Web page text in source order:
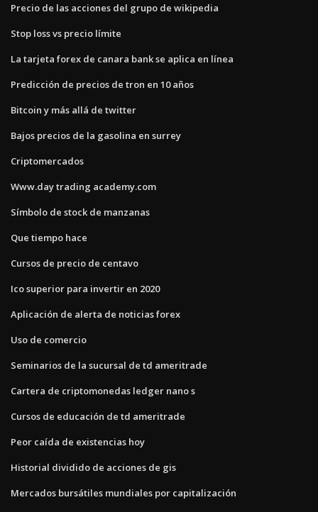
Precio de las acciones del grupo de wikipedia
Stop loss vs precio límite
La tarjeta forex de canara bank se aplica en línea
Predicción de precios de tron ​​en 10 años
Bitcoin y más allá de twitter
Bajos precios de la gasolina en surrey
Criptomercados
Www.day trading academy.com
Símbolo de stock de manzanas
Que tiempo hace
Cursos de precio de centavo
Ico superior para invertir en 2020
Aplicación de alerta de noticias forex
Uso de comercio
Seminarios de la sucursal de td ameritrade
Cartera de criptomonedas ledger nano s
Cursos de educación de td ameritrade
Peor caída de existencias hoy
Historial dividido de acciones de gis
Mercados bursátiles mundiales por capitalización